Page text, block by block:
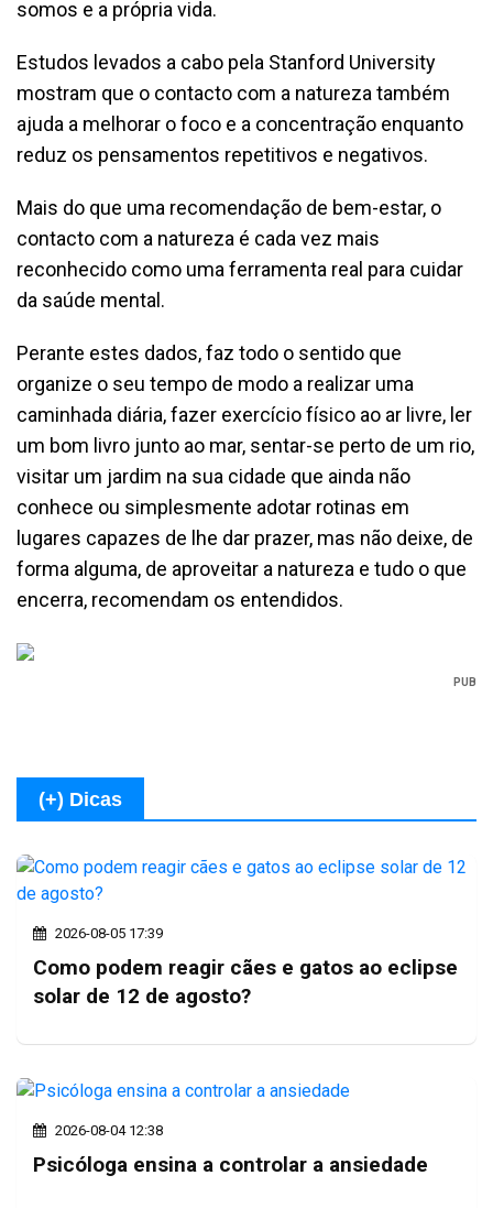
somos e a própria vida.
Estudos levados a cabo pela Stanford University
mostram que o contacto com a natureza também
ajuda a melhorar o foco e a concentração enquanto
reduz os pensamentos repetitivos e negativos.
Mais do que uma recomendação de bem-estar, o
contacto com a natureza é cada vez mais
reconhecido como uma ferramenta real para cuidar
da saúde mental.
Perante estes dados, faz todo o sentido que
organize o seu tempo de modo a realizar uma
caminhada diária, fazer exercício físico ao ar livre, ler
um bom livro junto ao mar, sentar-se perto de um rio,
visitar um jardim na sua cidade que ainda não
conhece ou simplesmente adotar rotinas em
lugares capazes de lhe dar prazer, mas não deixe, de
forma alguma, de aproveitar a natureza e tudo o que
encerra, recomendam os entendidos.
PUB
(+) Dicas
2026-08-05 17:39
Como podem reagir cães e gatos ao eclipse
solar de 12 de agosto?
2026-08-04 12:38
Psicóloga ensina a controlar a ansiedade